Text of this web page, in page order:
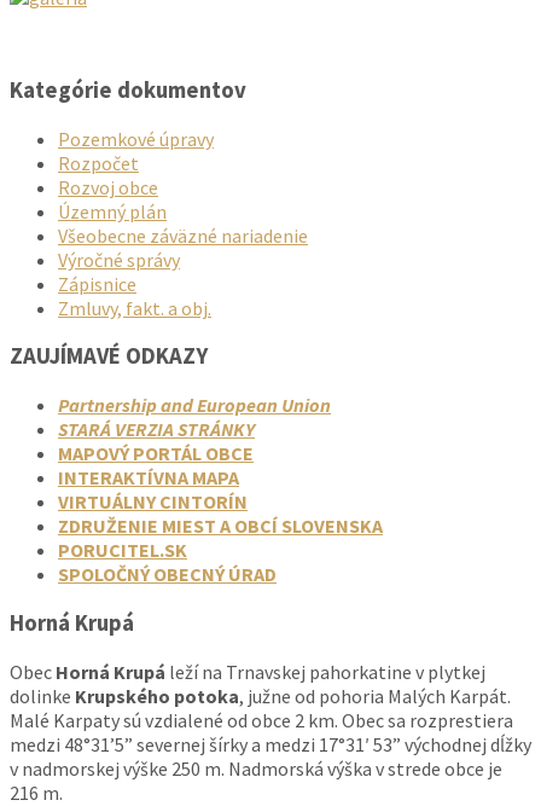
Kategórie dokumentov
Pozemkové úpravy
Rozpočet
Rozvoj obce
Územný plán
Všeobecne záväzné nariadenie
Výročné správy
Zápisnice
Zmluvy, fakt. a obj.
ZAUJÍMAVÉ ODKAZY
Partnership and European Union
STARÁ VERZIA STRÁNKY
MAPOVÝ PORTÁL OBCE
INTERAKTÍVNA MAPA
VIRTUÁLNY CINTORÍN
ZDRUŽENIE MIEST A OBCÍ SLOVENSKA
PORUCITEL.SK
SPOLOČNÝ OBECNÝ ÚRAD
Horná Krupá
Obec Horná Krupá leží na Trnavskej pahorkatine v plytkej
dolinke Krupského potoka, južne od pohoria Malých Karpát.
Malé Karpaty sú vzdialené od obce 2 km. Obec sa rozprestiera
medzi 48°31’5” severnej šírky a medzi 17°31′ 53” východnej dĺžky
v nadmorskej výške 250 m. Nadmorská výška v strede obce je
216 m.